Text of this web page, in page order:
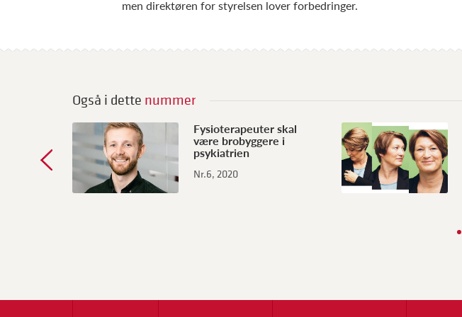
men direktøren for styrelsen lover forbedringer.
Også i dette nummer
Fysioterapeuter skal
være brobyggere i
psykiatrien
Nr.6, 2020